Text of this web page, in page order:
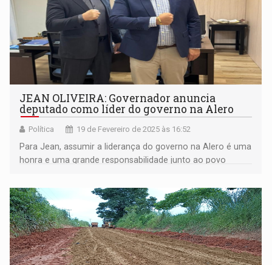
JEAN OLIVEIRA: Governador anuncia
deputado como líder do governo na Alero
Política 19 de Fevereiro de 2025 às 16:52
Para Jean, assumir a liderança do governo na Alero é uma
honra e uma grande responsabilidade junto ao povo